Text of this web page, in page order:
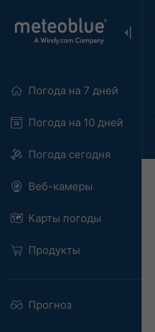
Погода на 7 дней
Погода на 10 дней
Погода сегодня
Веб-камеры
Карты погоды
Продукты
Прогноз